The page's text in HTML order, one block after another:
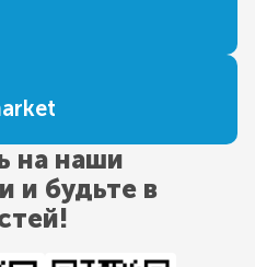
на наши
и будьте в